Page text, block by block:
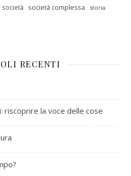
società società complessa storia
RECENTI
riscoprire la voce delle cose